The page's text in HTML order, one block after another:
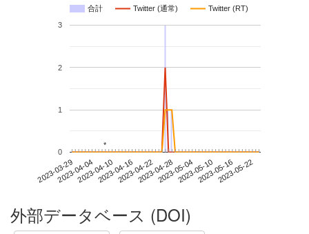
合計 Twitter (通常) Twitter (RT)
2023-03-292023-04-042023-04-102023-04-162023-04-222023-04-282023-05-042023-05-102023-05-162023-05-22
0
1
2
3
**
外部データベース (DOI)